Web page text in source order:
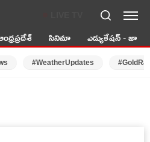
సినిమా ఎడ్యుకేషన్ - జాబ్స్
#WeatherUpdates